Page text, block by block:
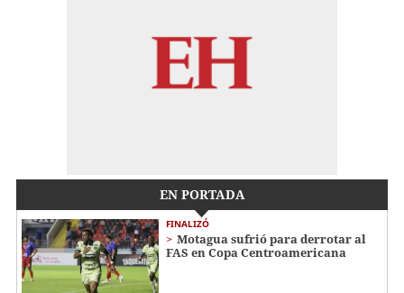
EN PORTADA
FINALIZÓ
Motagua sufrió para derrotar al
FAS en Copa Centroamericana